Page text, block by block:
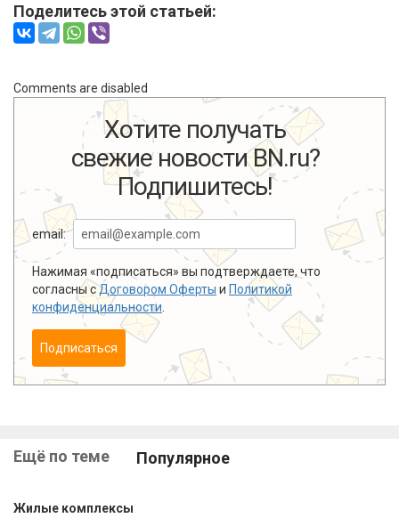
Поделитесь этой статьей:
Comments are disabled
Хотите получать
свежие новости BN.ru?
Подпишитесь!
email:
Нажимая «подписаться» вы подтверждаете, что
согласны сДоговором Оферты и Политикой
конфиденциальности
Подписаться
Ещё по теме Популярное
Жилые комплексы